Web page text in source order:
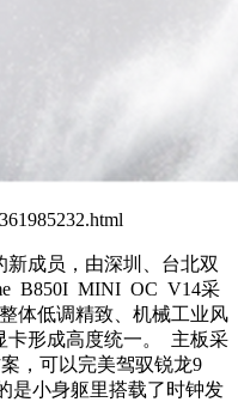
成员，由深圳、台北双
B850I MINI OC V14采
体低调精致、机械工业风
卡形成高度统一。 主板采
，可以完美驾驭锐龙9
是小身躯里搭载了时钟发